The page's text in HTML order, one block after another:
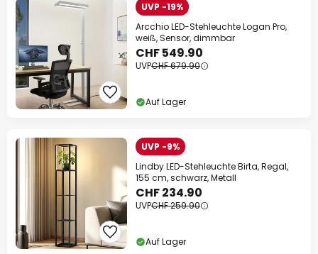
UVP -19%
Arcchio LED-Stehleuchte Logan Pro,
weiß, Sensor, dimmbar
CHF 549.90
UVPCHF 679.90
Auf Lager
UVP -9%
Lindby LED-Stehleuchte Birta, Regal,
155 cm, schwarz, Metall
CHF 234.90
UVPCHF 259.90
Auf Lager